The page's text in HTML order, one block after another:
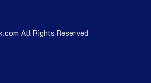
All Rights Reserved